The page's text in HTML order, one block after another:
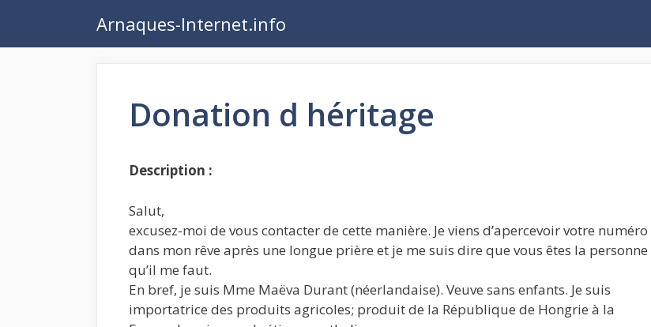
contenu
Arnaques-Internet.info
Donation d héritage
Description :
Salut,
excusez-moi de vous contacter de cette manière. Je viens d’apercevoir votre numéro
dans mon rêve après une longue prière et je me suis dire que vous êtes la personne
qu’il me faut.
En bref, je suis Mme Maëva Durant (néerlandaise). Veuve sans enfants. Je suis
importatrice des produits agricoles; produit de la République de Hongrie à la